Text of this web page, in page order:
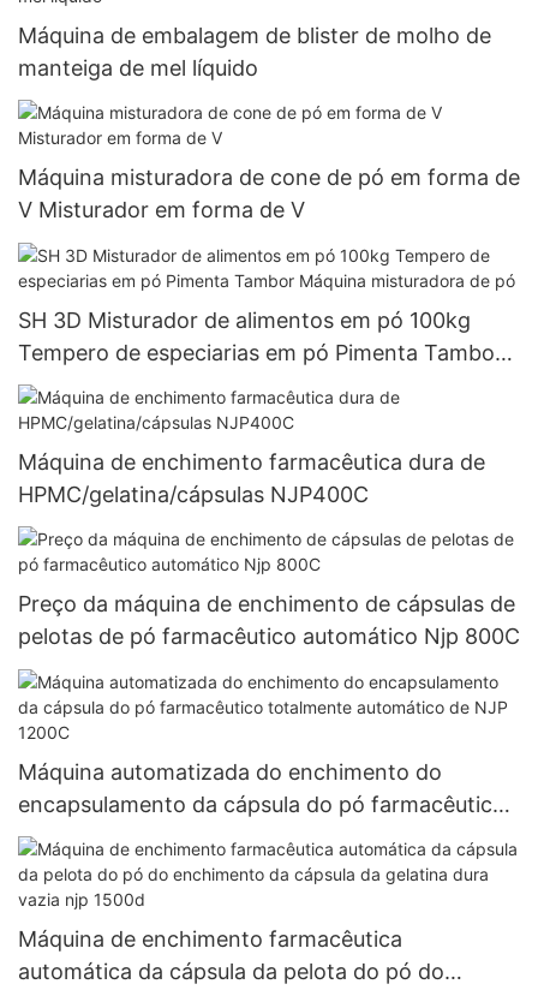
Máquina de embalagem de blister de molho de
manteiga de mel líquido
Máquina misturadora de cone de pó em forma de
V Misturador em forma de V
SH 3D Misturador de alimentos em pó 100kg
Tempero de especiarias em pó Pimenta Tambor
Máquina misturadora de pó
Máquina de enchimento farmacêutica dura de
HPMC/gelatina/cápsulas NJP400C
Preço da máquina de enchimento de cápsulas de
pelotas de pó farmacêutico automático Njp 800C
Máquina automatizada do enchimento do
encapsulamento da cápsula do pó farmacêutico
totalmente automático de NJP 1200C
Máquina de enchimento farmacêutica
automática da cápsula da pelota do pó do